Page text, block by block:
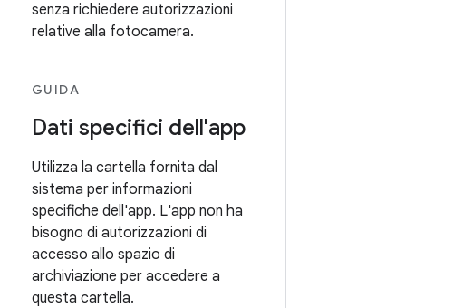
senza richiedere autorizzazioni
relative alla fotocamera.
GUIDA
Dati specifici dell'app
Utilizza la cartella fornita dal
sistema per informazioni
specifiche dell'app. L'app non ha
bisogno di autorizzazioni di
accesso allo spazio di
archiviazione per accedere a
questa cartella.